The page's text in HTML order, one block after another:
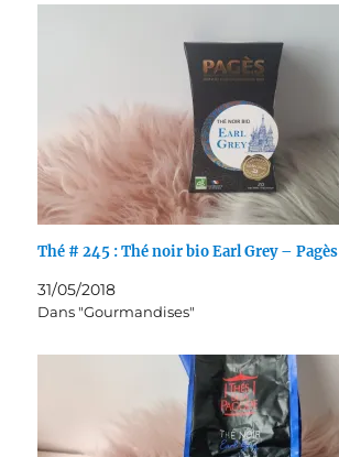
Thé # 245 : Thé noir bio Earl Grey – Pagès
31/05/2018
Dans "Gourmandises"